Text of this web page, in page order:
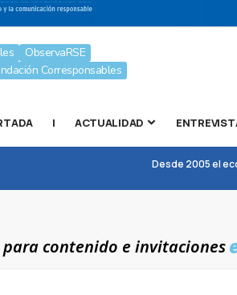
ObservaRSE
Corresponsables
| ACTUALIDAD
Desde 2005 el
para contenido e invitaciones